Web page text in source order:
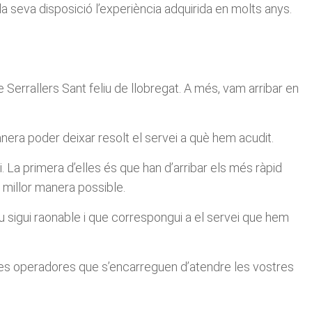
seva disposició l’experiència adquirida en molts anys.
Sant feliu de llobregat. A més, vam arribar en
poder deixar resolt el servei a què hem acudit.
primera d’elles és que han d’arribar els més ràpid
manera possible.
raonable i que correspongui a el servei que hem
que s’encarreguen d’atendre les vostres